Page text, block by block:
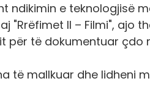
ndikimin e teknologjisë
"Rrëfimet II – Filmi", ajo
për të dokumentuar çdo
të mallkuar dhe lidheni